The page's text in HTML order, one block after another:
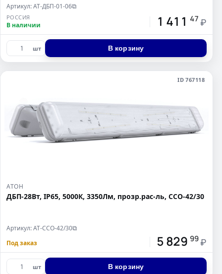
Артикул: АТ-ДБП-01-06⧉
РОССИЯ
В наличии 1 411 47 ₽
шт В корзину
ID 767118
АТОН
ДБП-28Вт, IP65, 5000К, 3350Лм, прозр.рас-ль, ССО-42/30
Артикул: АТ-ССО-42/30⧉
Под заказ 5 829 99 ₽
шт В корзину